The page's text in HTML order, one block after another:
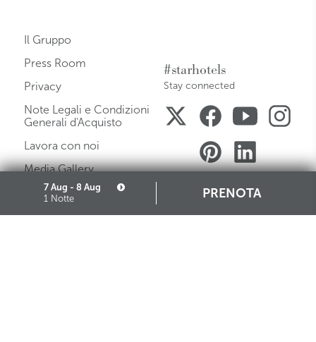
#starhotels
Stay connected
Il Gruppo
Press Room
Privacy
Note Legali e Condizioni
Generali d'Acquisto
Lavora con noi
Media Gallery
Mappa del Sito
Governance
7 Aug - 8 Aug
1 Notte PRENOTA